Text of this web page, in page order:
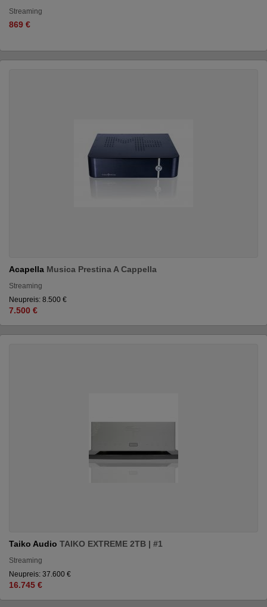
Streaming
869 €
Acapella Musica Prestina A Cappella
Streaming
Neupreis: 8.500 €
7.500 €
Taiko Audio TAIKO EXTREME 2TB | #1
Streaming
Neupreis: 37.600 €
16.745 €